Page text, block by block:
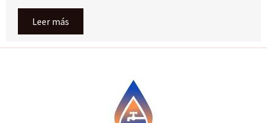
Leer más